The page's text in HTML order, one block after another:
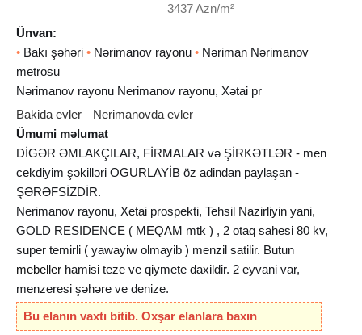
3437 Azn/m²
Ünvan:
• Bakı şəhəri • Nərimanov rayonu • Nəriman Nərimanov
metrosu
Nərimanov rayonu Nerimanov rayonu, Xətai pr
Bakida evler
Nerimanovda evler
Ümumi məlumat
DİGƏR ƏMLAKÇILAR, FİRMALAR və ŞİRKƏTLƏR - men
cekdiyim şəkilləri OGURLAYİB öz adindan paylaşan -
ŞƏRƏFSİZDİR.
Nerimanov rayonu, Xetai prospekti, Tehsil Nazirliyin yani,
GOLD RESIDENCE ( MEQAM mtk ) , 2 otaq sahesi 80 kv,
super temirli ( yawayiw olmayib ) menzil satilir. Butun
mebeller hamisi teze ve qiymete daxildir. 2 eyvani var,
menzeresi şəhəre ve denize.
XIDMET HAQQI ALICI terefden MENZILIN UMUMI
DEYERININ 1 %
Bu elanın vaxtı bitib. Oxşar elanlara baxın